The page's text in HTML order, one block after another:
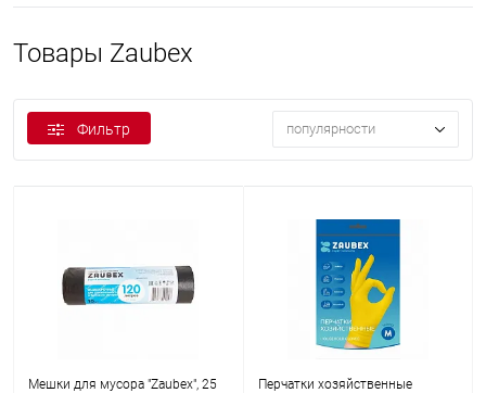
Товары Zaubex
Фильтр популярности
Мешки для мусора "Zaubex", 25
Перчатки хозяйственные